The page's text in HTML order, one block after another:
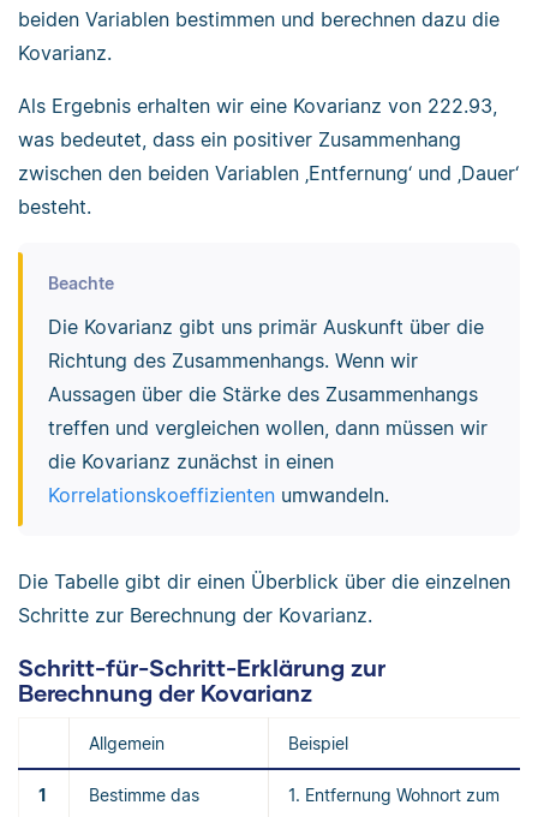
beiden Variablen bestimmen und berechnen dazu die
Kovarianz.
Als Ergebnis erhalten wir eine Kovarianz von 222.93,
was bedeutet, dass ein positiver Zusammenhang
zwischen den beiden Variablen ‚Entfernung‘ und ‚Dauer‘
besteht.
Beachte
Die Kovarianz gibt uns primär Auskunft über die
Richtung des Zusammenhangs. Wenn wir
Aussagen über die Stärke des Zusammenhangs
treffen und vergleichen wollen, dann müssen wir
die Kovarianz zunächst in einen
Korrelationskoeffizientenumwandeln.
Die Tabelle gibt dir einen Überblick über die einzelnen
Schritte zur Berechnung der Kovarianz.
Schritt-für-Schritt-Erklärung zur
Berechnung der Kovarianz
Allgemein Beispiel
1
Bestimme das
1. Entfernung Wohnort zum